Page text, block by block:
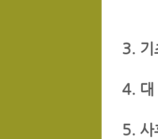
3. 기
4.
5. 사